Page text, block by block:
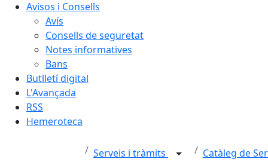
Avisos i Consells
Avís
Consells de seguretat
Notes informatives
Bans
Butlletí digital
L'Avançada
RSS
Hemeroteca
Serveis i tràmits Catàleg de